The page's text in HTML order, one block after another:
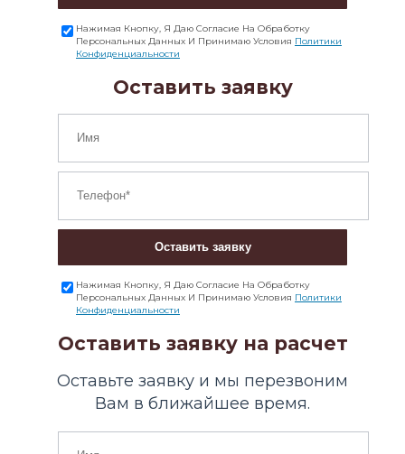
Нажимая Кнопку, Я Даю Согласие На Обработку
Персональных Данных И Принимаю Условия Политики
Конфиденциальности
Оставить заявку
Оставить заявку
Нажимая Кнопку, Я Даю Согласие На Обработку
Персональных Данных И Принимаю Условия Политики
Конфиденциальности
Оставить заявку на расчет
Оставьте заявку и мы перезвоним
Вам в ближайшее время.